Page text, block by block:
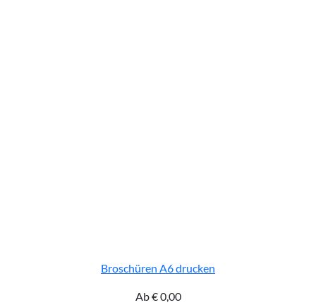
Broschüren A6 drucken
Ab€0,00